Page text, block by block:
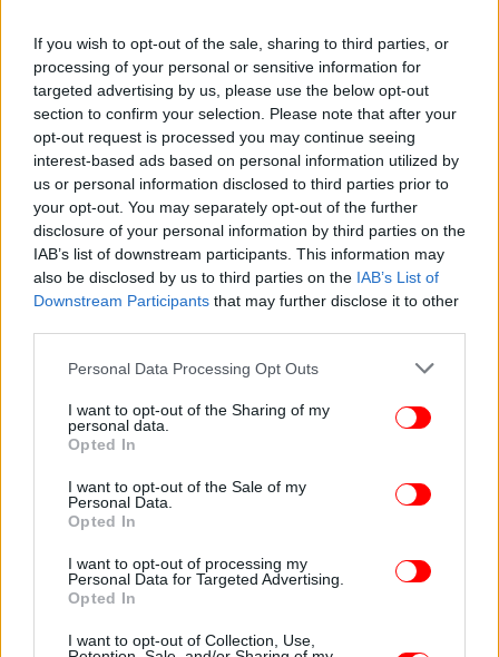
If you wish to opt-out of the sale, sharing to third parties, or
processing of your personal or sensitive information for
targeted advertising by us, please use the below opt-out
section to confirm your selection. Please note that after your
opt-out request is processed you may continue seeing
interest-based ads based on personal information utilized by
us or personal information disclosed to third parties prior to
your opt-out. You may separately opt-out of the further
disclosure of your personal information by third parties on the
IAB’s list of downstream participants. This information may
also be disclosed by us to third parties on the IAB’s List of
Downstream Participants that may further disclose it to other
Please note that this website/app uses one or more Google
not limited to your visit or usage behaviour. You may click to
grant or deny consent to Google and its third-party tags to
use your data for below specified purposes in below Google
consent section.
Personal Data Processing Opt Outs
I want to opt-out of the Sharing of my
personal data.
Opted In
I want to opt-out of the Sale of my
Personal Data.
Opted In
I want to opt-out of processing my
Personal Data for Targeted Advertising.
Opted In
I want to opt-out of Collection, Use,
2. Άγιος Μαρίνος
3. Π.Γ.Δ.Μ.
4. Αζερμπαϊτζάν
5. Φινλανδία
7. Βουλγαρία
8. Ισλανδία
9. ΕΛΛΑΔΑ
11. Αρμενία